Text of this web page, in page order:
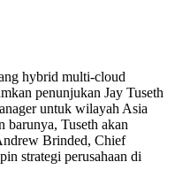
hybrid multi-cloud
penunjukan Jay Tuseth
untuk wilayah Asia
barunya, Tuseth akan
Brinded, Chief
strategi perusahaan di